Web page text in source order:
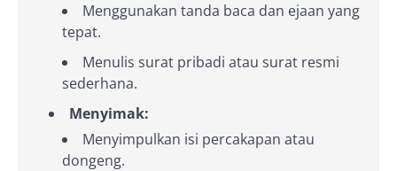
Menggunakan tanda baca dan ejaan yang
tepat.
Menulis surat pribadi atau surat resmi
sederhana.
Menyimak:
Menyimpulkan isi percakapan atau
dongeng.